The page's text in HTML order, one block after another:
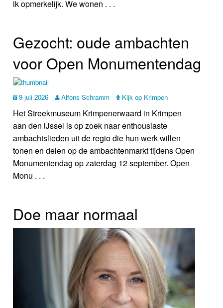
ik opmerkelijk. We wonen . . .
Gezocht: oude ambachten
voor Open Monumentendag
9 juli 2026 Alfons Schramm Kijk op Krimpen
Het Streekmuseum Krimpenerwaard in Krimpen
aan den IJssel is op zoek naar enthousiaste
ambachtslieden uit de regio die hun werk willen
tonen en delen op de ambachtenmarkt tijdens Open
Monumentendag op zaterdag 12 september. Open
Monu . . .
Doe maar normaal